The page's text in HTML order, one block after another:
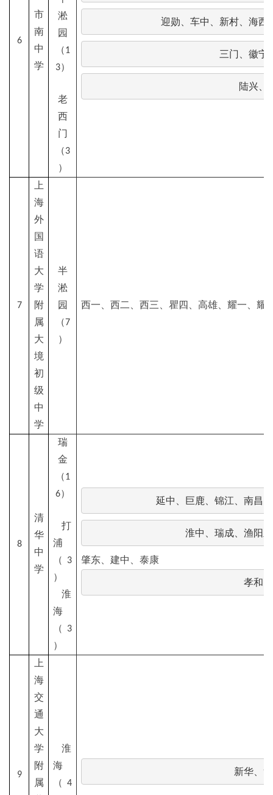
6
市
南
中
学
淞
园
（1
3）
老
西
（3
）
迎勋、车中、新村、海西
三门、徽宁
陆兴、
7
上
海
外
国
语
大
学
附
属
大
境
初
级
中
学
半
淞
园
（7
）
西一、西二、西三、瞿四、高雄、耀一、耀
8
清
华
中
学
瑞
金
（1
6）
打
浦
（3
）
淮
海
（3
）
延中、巨鹿、锦江、南昌
淮中、瑞成、渔阳
肇东、建中、泰康
孝和
9
上
海
交
通
大
学
附
属
淮
海
（4
新华、